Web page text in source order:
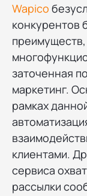
Wapico
конкурентов
заточенная
маркетинг.
рамках
клиентами.
сервиса
рассылки